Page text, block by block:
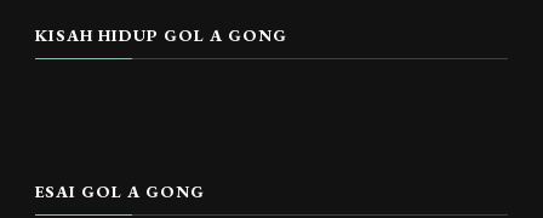
KISAH HIDUP GOL A GONG
ESAI GOL A GONG